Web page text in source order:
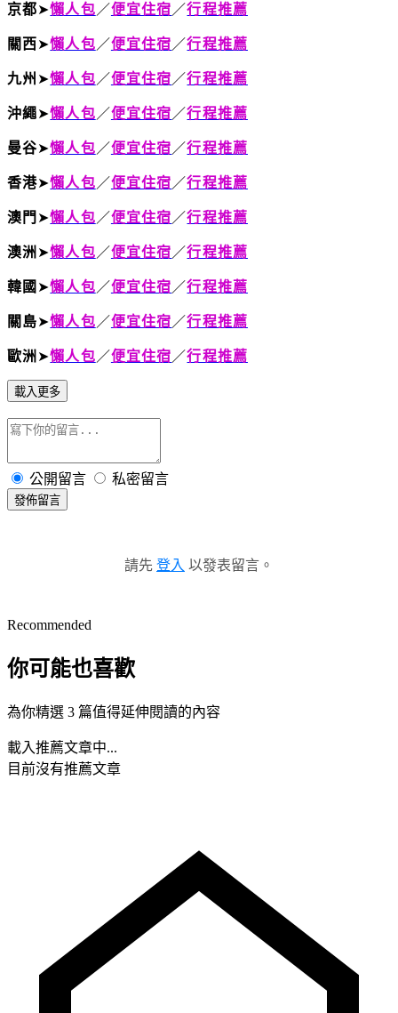
京都➤懶人包 ／便宜住宿 ／行程推薦
關西➤懶人包 ／便宜住宿 ／行程推薦
九州 ➤懶人包 ／便宜住宿 ／行程推薦
沖繩➤懶人包 ／便宜住宿 ／行程推薦
曼谷➤懶人包 ／便宜住宿 ／行程推薦
香港➤懶人包 ／便宜住宿 ／行程推薦
澳門 ➤懶人包 ／便宜住宿 ／行程推薦
澳洲 ➤懶人包 ／便宜住宿 ／行程推薦
韓國 ➤懶人包 ／便宜住宿 ／行程推薦
關島➤懶人包 ／便宜住宿 ／行程推薦
歐洲 ➤懶人包 ／便宜住宿 ／行程推薦
載入更多
公開留言 私密留言
發佈留言
請先 登入 以發表留言。
Recommended
你可能也喜歡
為你精選 3 篇值得延伸閱讀的內容
載入推薦文章中...
目前沒有推薦文章